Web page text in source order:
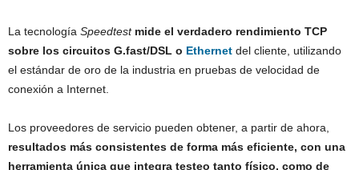
La tecnología Speedtest mide el verdadero rendimiento TCP
sobre los circuitos G.fast/DSL o Ethernet del cliente, utilizando
el estándar de oro de la industria en pruebas de velocidad de
conexión a Internet.
Los proveedores de servicio pueden obtener, a partir de ahora,
resultados más consistentes de forma más eficiente, con una
herramienta única que integra testeo tanto físico, como de